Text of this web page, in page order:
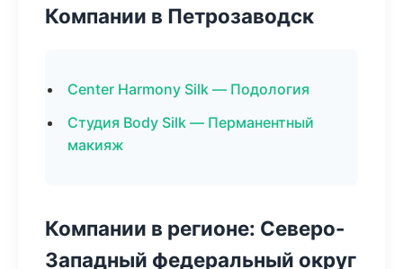
Компании в Петрозаводск
Center Harmony Silk — Подология
Студия Body Silk — Перманентный
макияж
Компании в регионе: Северо-
Западный федеральный округ